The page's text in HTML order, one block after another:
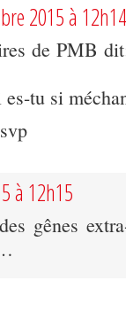
2015 à 12h14
de PMB
tu si
à 12h15
gênes